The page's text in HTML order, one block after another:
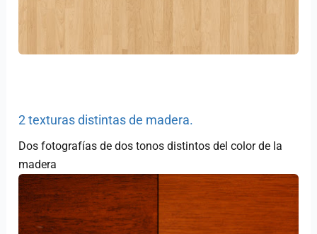
2 texturas distintas de madera.
Dos fotografías de dos tonos distintos del color de la
madera